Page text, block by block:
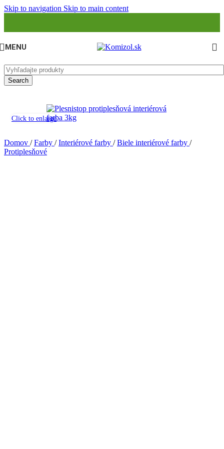
Skip to navigation Skip to main content
MENU
Search
Click to enlarge
Domov / Farby / Interiérové farby / Biele interiérové farby /
Protiplesňové